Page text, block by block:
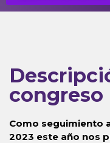
congreso
Como seguimiento
2023 este año nos